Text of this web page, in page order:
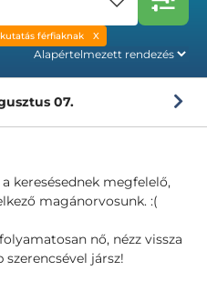
férfiaknak
07.
keresésednek megfelelő,
magánorvosunk. :(
nő, nézz vissza
jársz!